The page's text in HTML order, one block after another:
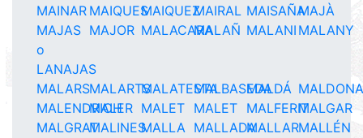
MAINAR MAIQUESMAIQUEZMAIRAL MAISAÑAMAJÀ
MAJAS
o
LANAJAS
MAJOR MALACARAMALAÑ MALANI MALANY
MALARSMALARTSMALATESTAMALBASEDA
MALDÁ
MALENDRICH
MALER MALET MALET MALFERITMALGAR
MALGRATMALINESMALLA MALLADAMALLARMALLÉN